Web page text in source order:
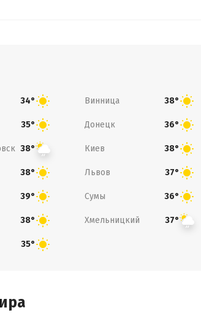
34° Винница 38°
35° Донецк 36°
38° Киев 38°
38° Львов 37°
39° Сумы 36°
38° Хмельницкий 37°
35°